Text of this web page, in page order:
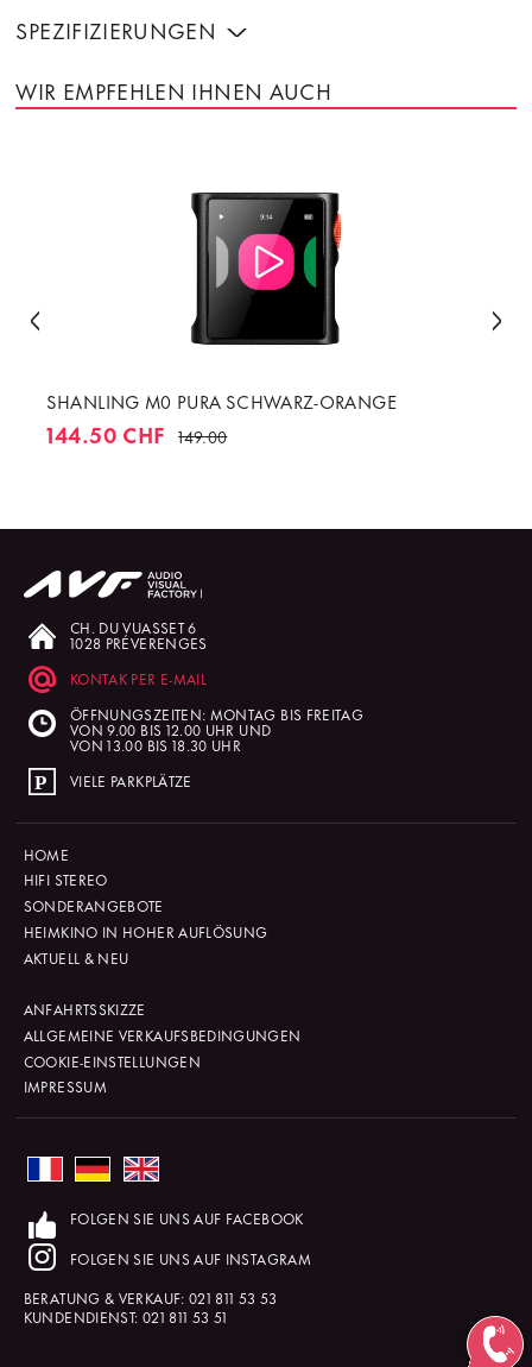
SPEZIFIZIERUNGEN
WIR EMPFEHLEN IHNEN AUCH
SHANLING M0 PURA SCHWARZ-ORANGE
144.50 CHF 149.00
CH. DU VUASSET 6
1028 PRÉVERENGES
KONTAK PER E-MAIL
ÖFFNUNGSZEITEN: MONTAG BIS FREITAG
VON 9.00 BIS 12.00 UHR UND
VON 13.00 BIS 18.30 UHR
VIELE PARKPLÄTZE
HOME
HIFI STEREO
SONDERANGEBOTE
HEIMKINO IN HOHER AUFLÖSUNG
AKTUELL & NEU
ANFAHRTSSKIZZE
ALLGEMEINE VERKAUFSBEDINGUNGEN
COOKIE-EINSTELLUNGEN
IMPRESSUM
FOLGEN SIE UNS AUF FACEBOOK
FOLGEN SIE UNS AUF INSTAGRAM
BERATUNG & VERKAUF: 021 811 53 53
KUNDENDIENST: 021 811 53 51